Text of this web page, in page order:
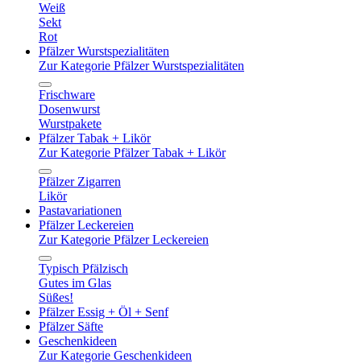
Weiß
Sekt
Rot
Pfälzer Wurstspezialitäten
Zur Kategorie Pfälzer Wurstspezialitäten
Frischware
Dosenwurst
Wurstpakete
Pfälzer Tabak + Likör
Zur Kategorie Pfälzer Tabak + Likör
Pfälzer Zigarren
Likör
Pastavariationen
Pfälzer Leckereien
Zur Kategorie Pfälzer Leckereien
Typisch Pfälzisch
Gutes im Glas
Süßes!
Pfälzer Essig + Öl + Senf
Pfälzer Säfte
Geschenkideen
Zur Kategorie Geschenkideen